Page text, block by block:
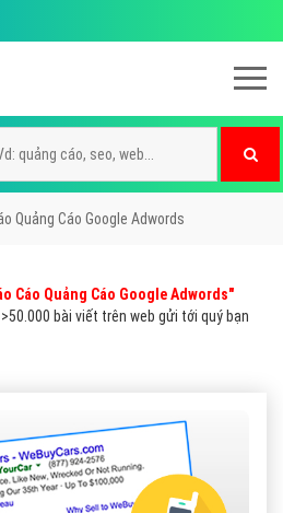
Quảng Cáo Google Adwords
Cáo Quảng Cáo Google Adwords"
bài viết trên web gửi tới quý bạn